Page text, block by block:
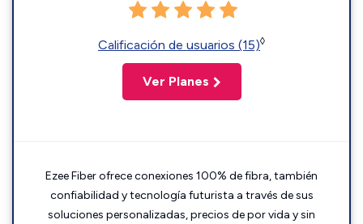
Calificación de usuarios (15)◊
Ver Planes
Ezee Fiber ofrece conexiones 100% de fibra, también
confiabilidad y tecnología futurista a través de sus
soluciones personalizadas, precios de por vida y sin